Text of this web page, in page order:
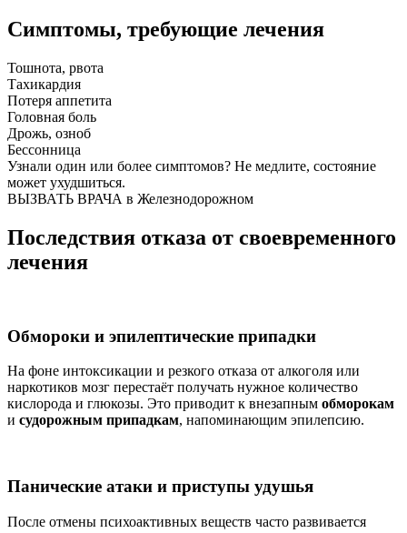
Симптомы, требующие лечения
Тошнота, рвота
Тахикардия
Потеря аппетита
Головная боль
Дрожь, озноб
Бессонница
Узнали один или более симптомов? Не медлите, состояние
может ухудшиться.
ВЫЗВАТЬ ВРАЧА в Железнодорожном
Последствия отказа от своевременного
лечения
Обмороки и эпилептические припадки
На фоне интоксикации и резкого отказа от алкоголя или
наркотиков мозг перестаёт получать нужное количество
кислорода и глюкозы. Это приводит к внезапным обморокам
и судорожным припадкам, напоминающим эпилепсию.
Панические атаки и приступы удушья
После отмены психоактивных веществ часто развивается